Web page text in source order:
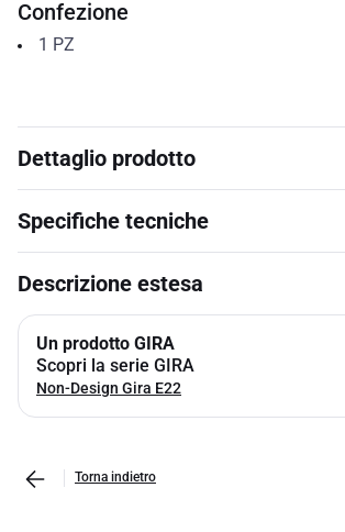
Confezione
1 PZ
Dettaglio prodotto
Specifiche tecniche
Descrizione estesa
Un prodotto GIRA
Scopri la serie GIRA
Non-Design Gira E22
Torna indietro